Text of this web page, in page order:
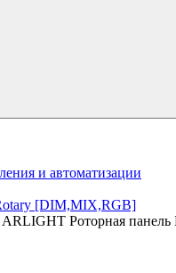
и автоматизации
[DIM,MIX,RGB]
Роторная